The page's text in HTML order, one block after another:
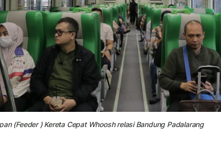
(Feeder ) Kereta Cepat Whoosh relasi Bandung Padalarang